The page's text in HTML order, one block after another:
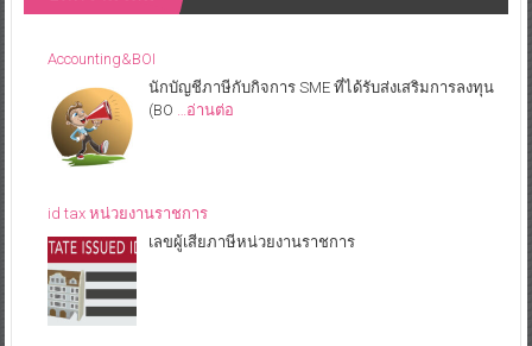
Accounting&BOI
นักบัญชีภาษีกับกิจการ SME ที่ได้รับส่งเสริมการลงทุน
(BO …อ่านต่อ
id tax หน่วยงานราชการ
เลขผู้เสียภาษีหน่วยงานราชการ